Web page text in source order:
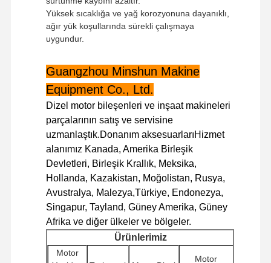
Evde Ürün VR Gösterisi
Yüksek sıcaklığa ve yağ korozyonuna dayanıklı,
ağır yük koşullarında sürekli çalışmaya
uygundur.
Guangzhou Minshun Makine
Equipment Co., Ltd.
Dizel motor bileşenleri ve inşaat makineleri
parçalarının satış ve servisine
uzmanlaştık.Donanım aksesuarlarıHizmet
alanımız Kanada, Amerika Birleşik
Devletleri, Birleşik Krallık, Meksika,
Hollanda, Kazakistan, Moğolistan, Rusya,
Avustralya, Malezya,Türkiye, Endonezya,
Singapur, Tayland, Güney Amerika, Güney
Afrika ve diğer ülkeler ve bölgeler.
Ürünlerimiz
Motor
Motor